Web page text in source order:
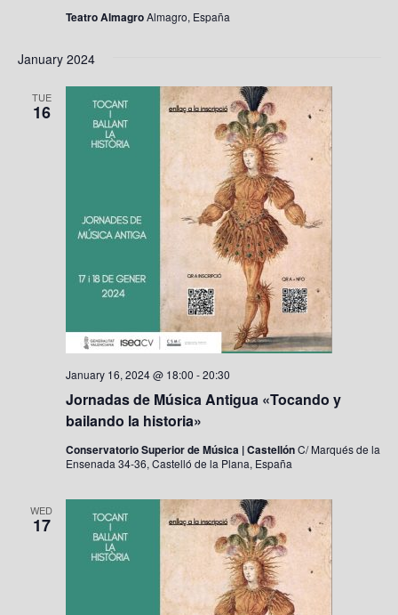
Teatro AlmagroAlmagro, España
January 2024
TUE
16
Jornadas de Música Antigua «Tocando y
bailando la historia»
January 16, 2024 @ 18:00 -20:30
Conservatorio Superior de Música | CastellónC/ Marqués de la
Ensenada 34-36, Castelló de la Plana, España
WED
17